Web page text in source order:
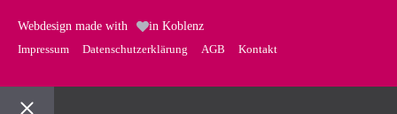
Webdesign made with
in Koblenz
Impressum
Datenschutz­erklärung AGB Kontakt